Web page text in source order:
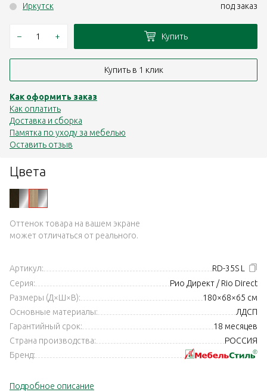
Цвета
Оттенок товара на вашем экране
может отличаться от реального.
Артикул:
RD-35S L
Серия:
Рио Директ / Rio Direct
Размеры (Д×Ш×В):
180×68×65 см
Основные материалы:
ЛДСП
Гарантийный срок:
18 месяцев
Страна производства:
РОССИЯ
Бренд:
Подробное описание
Иркутск
под заказ
– + Купить
Купить в 1 клик
Как оформить заказ
Как оплатить
Доставка и сборка
Памятка по уходу за мебелью
Оставить отзыв